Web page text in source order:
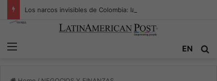
Menu EN